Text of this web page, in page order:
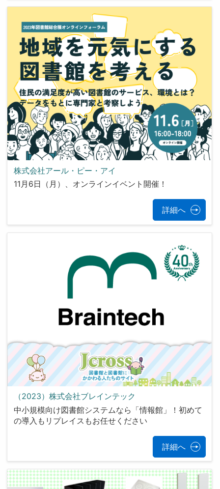
株式会社アール・ピー・アイ
11月6日（月）、オンラインイベント開催！
詳細へ
（2023）株式会社ブレインテック
中小規模向け図書館システムなら「情報館」！初めて
の導入もリプレイスもお任せください
詳細へ